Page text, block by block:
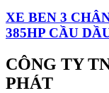
XE BEN 3
385HP CẦU
CÔNG TY
PHÁT